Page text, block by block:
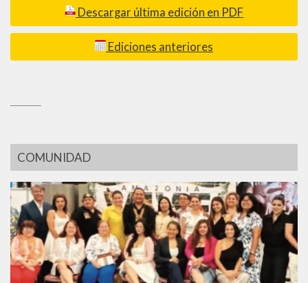
Descargar última edición en PDF
Ediciones anteriores
COMUNIDAD